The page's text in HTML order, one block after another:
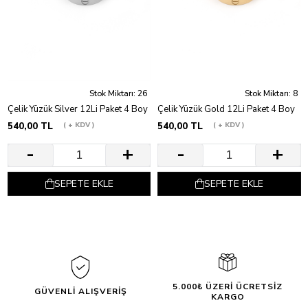
Stok Miktarı: 26
Çelik Yüzük Silver 12Li Paket 4 Boy
540,00 TL
+ KDV
SEPETE EKLE
Stok Miktarı: 8
Çelik Yüzük Gold 12Li Paket 4 Boy
540,00 TL
+ KDV
SEPETE EKLE
GÜVENLİ ALIŞVERİŞ
5.000₺ ÜZERİ ÜCRETSİZ
KARGO